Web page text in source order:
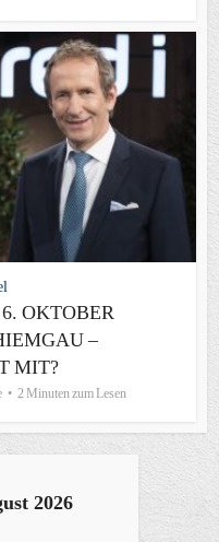
OKTOBER
–
MIT?
2 Minuten zum Lesen
2026